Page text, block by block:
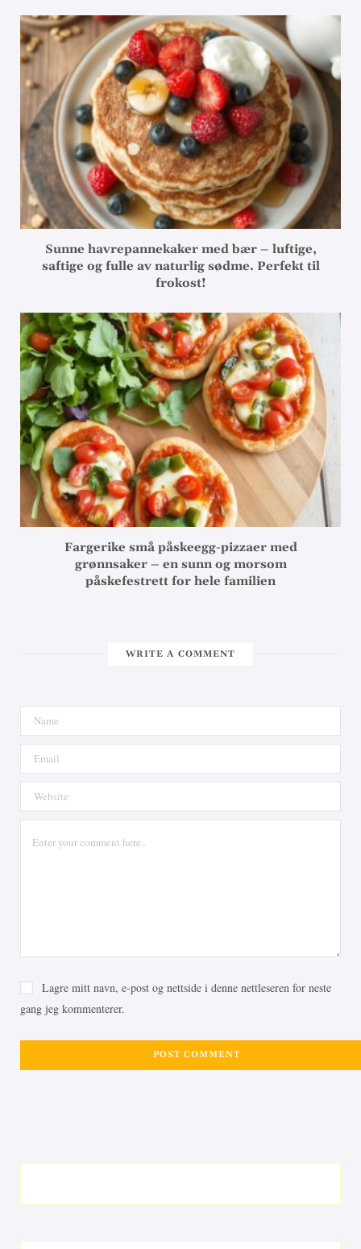
Sunne havrepannekaker med bær – luftige,
saftige og fulle av naturlig sødme. Perfekt til
frokost!
Fargerike små påskeegg-pizzaer med
grønnsaker – en sunn og morsom
påskefestrett for hele familien
WRITE A COMMENT
Lagre mitt navn, e-post og nettside i denne nettleseren for neste
gang jeg kommenterer.